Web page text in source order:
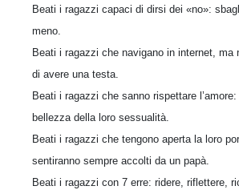
Beati i ragazzi capaci di dirsi dei «no»:
meno.
Beati i ragazzi che navigano in internet, ma
di avere una testa.
Beati i ragazzi che sanno rispettare
bellezza della loro sessualità.
Beati i ragazzi che tengono aperta la loro
sentiranno sempre accolti da un papà.
Beati i ragazzi con 7 erre: ridere, riflettere,